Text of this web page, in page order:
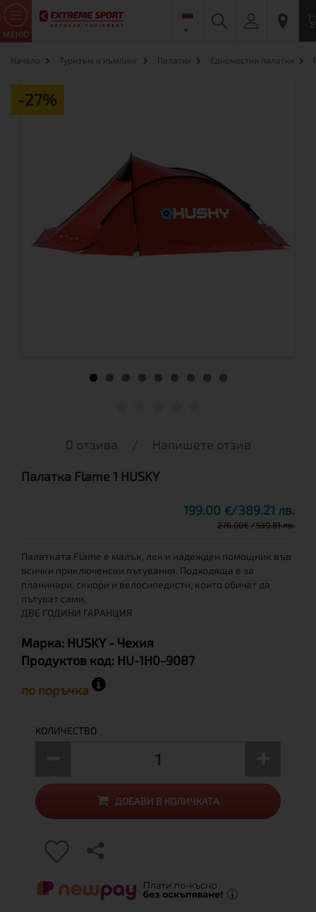
МЕНЮ
Начало Туризъм и къмпинг Палатки Едноместни палатки
-27%
0 отзива / Напишете отзив
Палатка Flame 1 HUSKY
199.00 € 389.21 лв.
276.00€ 539.81 лв.
Палатката Flame е малък, лек и надежден помощник във
всички приключенски пътувания. Подходяща е за
планинари, скиори и велосипедисти, които обичат да
пътуват сами.
ДВЕ ГОДИНИ ГАРАНЦИЯ
Марка: HUSKY - Чехия
Продуктов код: HU-1H0-9087
по поръчка
КОЛИЧЕСТВО
ДОБАВИ В КОЛИЧКАТА